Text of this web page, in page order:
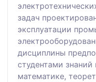
задач
эксплуатации
дисциплины
студентами
математике,